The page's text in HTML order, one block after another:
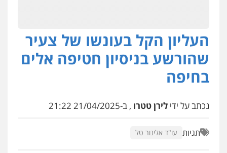
העליון הקל בעונשו של צעיר
שהורשע בניסיון חטיפה אלים
בחיפה
נכתב על ידי לירן טטרו , ב-21/04/2025 21:22
תגיות עו"ד אלינור טל